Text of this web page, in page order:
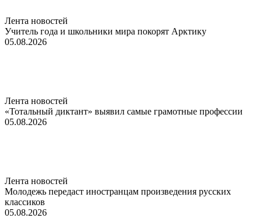
Лента новостей
Учитель года и школьники мира покорят Арктику
05.08.2026
Лента новостей
«Тотальный диктант» выявил самые грамотные профессии
05.08.2026
Лента новостей
Молодежь передаст иностранцам произведения русских
классиков
05.08.2026